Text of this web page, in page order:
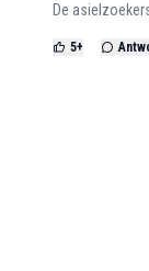
De
5+